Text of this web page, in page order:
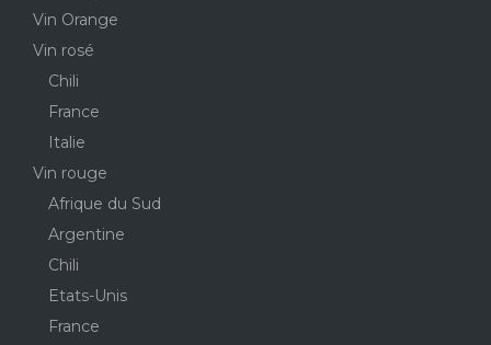
Vin Orange
Vin rosé
Chili
France
Italie
Vin rouge
Afrique du Sud
Argentine
Chili
Etats-Unis
France